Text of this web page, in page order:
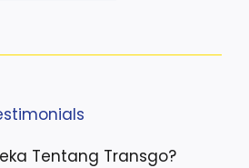
Tentang Transgo?